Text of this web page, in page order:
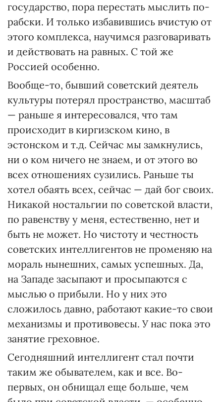
государство, пора перестать мыслить по-
рабски. И только избавившись вчистую от
этого комплекса, научимся разговаривать
и действовать на равных. С той же
Россией особенно.
Вообще-то, бывший советский деятель
культуры потерял пространство, масштаб
— раньше я интересовался, что там
происходит в киргизском кино, в
эстонском и т.д. Сейчас мы замкнулись,
ни о ком ничего не знаем, и от этого во
всех отношениях сузились. Раньше ты
хотел обаять всех, сейчас — дай бог своих.
Никакой ностальгии по советской власти,
по равенству у меня, естественно, нет и
быть не может. Но чистоту и честность
советских интеллигентов не променяю на
мораль нынешних, самых успешных. Да,
на Западе засыпают и просыпаются с
мыслью о прибыли. Но у них это
сложилось давно, работают какие-то свои
механизмы и противовесы. У нас пока это
занятие греховное.
Сегодняшний интеллигент стал почти
таким же обывателем, как и все. Во-
первых, он обнищал еще больше, чем